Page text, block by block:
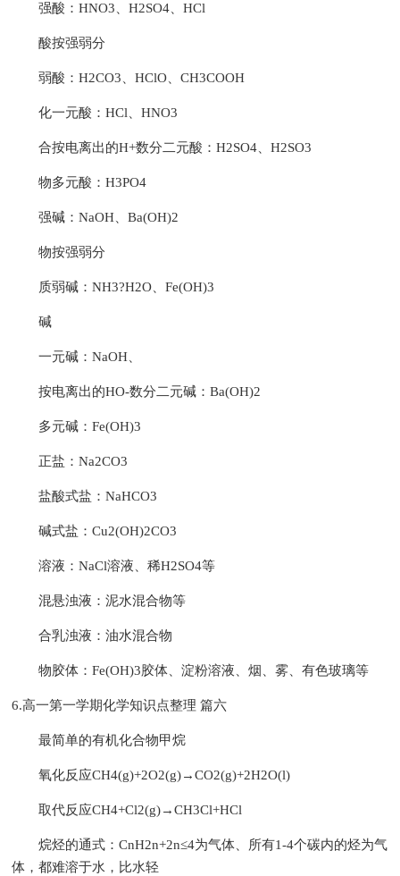
强酸：HNO3、H2SO4、HCl
酸按强弱分
弱酸：H2CO3、HClO、CH3COOH
化一元酸：HCl、HNO3
合按电离出的H+数分二元酸：H2SO4、H2SO3
物多元酸：H3PO4
强碱：NaOH、Ba(OH)2
物按强弱分
质弱碱：NH3?H2O、Fe(OH)3
碱
一元碱：NaOH、
按电离出的HO-数分二元碱：Ba(OH)2
多元碱：Fe(OH)3
正盐：Na2CO3
盐酸式盐：NaHCO3
碱式盐：Cu2(OH)2CO3
溶液：NaCl溶液、稀H2SO4等
混悬浊液：泥水混合物等
合乳浊液：油水混合物
物胶体：Fe(OH)3胶体、淀粉溶液、烟、雾、有色玻璃等
6.高一第一学期化学知识点整理 篇六
最简单的有机化合物甲烷
氧化反应CH4(g)+2O2(g)→CO2(g)+2H2O(l)
取代反应CH4+Cl2(g)→CH3Cl+HCl
烷烃的通式：CnH2n+2n≤4为气体、所有1-4个碳内的烃为气
体，都难溶于水，比水轻